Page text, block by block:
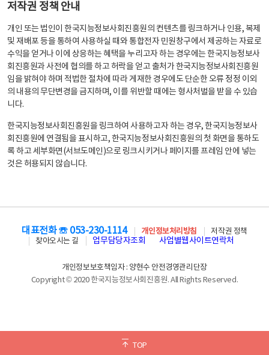
저작권 정책 안내
개인 또는 법인이 한국지능정보사회진흥원의 컨텐츠를 링크하거나 인용, 복제
및 재배포 등을 통하여 사용하실 때와 통합전자 민원창구에서 제공하는 자료로
수익을 얻거나 이에 상응하는 혜택을 누리고자 하는 경우에는 한국지능정보사
회진흥원과 사전에 협의를 하고 허락을 얻고 출처가 한국지능정보사회진흥원
임을 밝혀야 하며 적법한 절차에 따라 게재한 경우에도 단순한 오류 정정 이외
의 내용의 무단변경을 금지하며, 이를 위반할 때에는 형사처벌을 받을 수 있습
니다.
한국지능정보사회진흥원을 링크하여 사용하고자 하는 경우, 한국지능정보사
회진흥원에 연결됨을 표시하고, 한국지능정보사회진흥원의 첫 화면을 통하도
록 하고 세부화면(서브도메인)으로 링크시키거나 페이지를 프레임 안에 넣는
것은 허용되지 않습니다.
TOP
대표전화 ☏ 053-230-1114 개인정보처리방침
저작권 정책
찾아오시는 길
업무담당자조회 사업별웹사이트연락처
개인정보보호책임자 : 양현수 안전경영관리단장
Copyright © 2020 한국지능정보사회진흥원. All Rights Reserved.